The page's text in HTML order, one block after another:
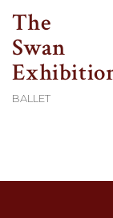
The
Swan
BALLET